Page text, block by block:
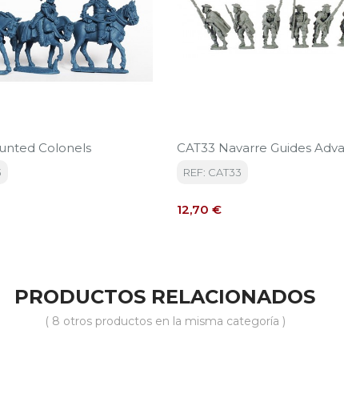
Colonels CAT33 Navarre Guides
REF: CAT33
Precio
12,70 €
PRODUCTOS RELACIONADOS
( 8 otros productos en la misma categoría )